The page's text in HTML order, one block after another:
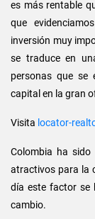
es más rentable
que
inversión muy
se traduce en
personas que se
capital en la gran
Visita locator-
Colombia ha
atractivos para la
día este factor se
cambio.